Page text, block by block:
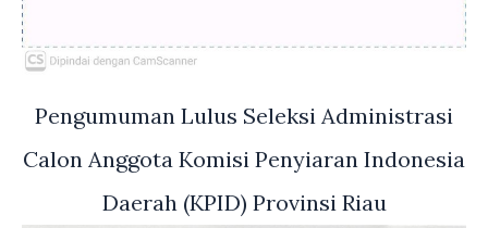
Pengumuman Lulus Seleksi Administrasi
Calon Anggota Komisi Penyiaran Indonesia
Daerah (KPID) Provinsi Riau